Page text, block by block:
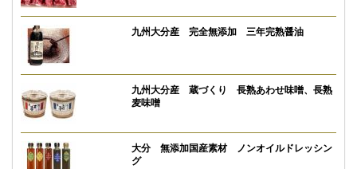
九州大分産 完全無添加 三年完熟醤油
九州大分産 蔵づくり 長熟あわせ味噌、長熟
麦味噌
大分 無添加国産素材 ノンオイルドレッシン
グ